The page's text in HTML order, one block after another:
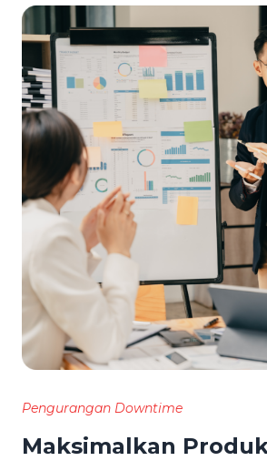
Pengurangan Downtime
Maksimalkan